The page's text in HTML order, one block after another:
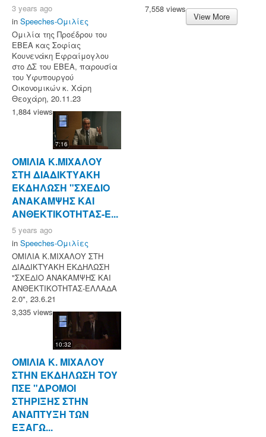
3 years ago
in Speeches-Ομιλίες
Ομιλία της Προέδρου του
ΕΒΕΑ κας Σοφίας
Κουνενάκη Εφραίμογλου
στο ΔΣ του ΕΒΕΑ, παρουσία
του Υφυπουργού
Οικονομικών κ. Χάρη
Θεοχάρη, 20.11.23
1,884 views
7:16
ΟΜΙΛΙΑ Κ.ΜΙΧΑΛΟΥ
ΣΤΗ ΔΙΑΔΙΚΤΥΑΚΗ
ΕΚΔΗΛΩΣΗ "ΣΧΕΔΙΟ
ΑΝΑΚΑΜΨΗΣ ΚΑΙ
ΑΝΘΕΚΤΙΚΟΤΗΤΑΣ-Ε...
5 years ago
in Speeches-Ομιλίες
ΟΜΙΛΙΑ Κ.ΜΙΧΑΛΟΥ ΣΤΗ
ΔΙΑΔΙΚΤΥΑΚΗ ΕΚΔΗΛΩΣΗ
"ΣΧΕΔΙΟ ΑΝΑΚΑΜΨΗΣ ΚΑΙ
ΑΝΘΕΚΤΙΚΟΤΗΤΑΣ-ΕΛΛΑΔΑ
2.0", 23.6.21
3,335 views
10:32
ΟΜΙΛΙΑ Κ. ΜΙΧΑΛΟΥ
ΣΤΗΝ ΕΚΔΗΛΩΣΗ ΤΟΥ
ΠΣΕ "ΔΡΟΜΟΙ
ΣΤΗΡΙΞΗΣ ΣΤΗΝ
ΑΝΑΠΤΥΞΗ ΤΩΝ
ΕΞΑΓΩ...
7,558 views
View More